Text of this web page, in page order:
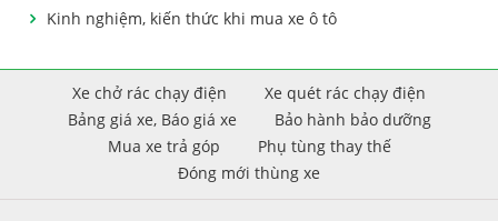
Kinh nghiệm, kiến thức khi mua xe ô tô
Xe chở rác chạy điện
Xe quét rác chạy điện
Bảng giá xe, Báo giá xe
Bảo hành bảo dưỡng
Mua xe trả góp
Phụ tùng thay thế
Đóng mới thùng xe